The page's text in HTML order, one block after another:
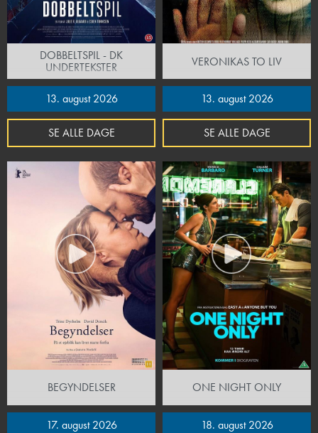
DOBBELTSPIL - DK
UNDERTEKSTER
13. august 2026
SE ALLE DAGE
VERONIKAS TO LIV
13. august 2026
SE ALLE DAGE
BEGYNDELSER
17. august 2026
ONE NIGHT ONLY
18. august 2026